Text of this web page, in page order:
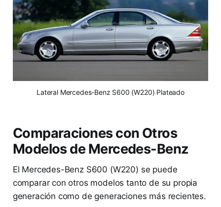
Lateral Mercedes-Benz S600 (W220) Plateado
Comparaciones con Otros
Modelos de Mercedes-Benz
El Mercedes-Benz S600 (W220) se puede
comparar con otros modelos tanto de su propia
generación como de generaciones más recientes.